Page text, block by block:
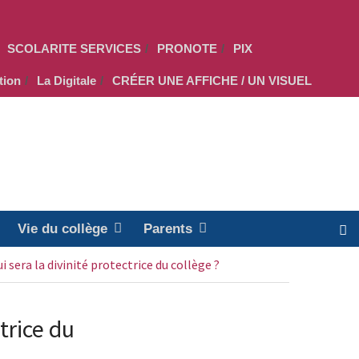
SCOLARITE SERVICES PRONOTE PIX
La Digitale CRÉER UNE AFFICHE / UN VISUEL
Vie du collège Parents
sera la divinité protectrice du collège ?
du